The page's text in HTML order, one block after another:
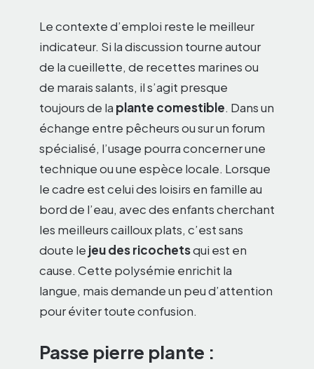
Le contexte d’emploi reste le meilleur
indicateur. Si la discussion tourne autour
de la cueillette, de recettes marines ou
de marais salants, il s’agit presque
toujours de la plante comestible. Dans un
échange entre pêcheurs ou sur un forum
spécialisé, l’usage pourra concerner une
technique ou une espèce locale. Lorsque
le cadre est celui des loisirs en famille au
bord de l’eau, avec des enfants cherchant
les meilleurs cailloux plats, c’est sans
doute le jeu des ricochetsqui est en
cause. Cette polysémie enrichit la
langue, mais demande un peu d’attention
pour éviter toute confusion.
Passe pierre plante :